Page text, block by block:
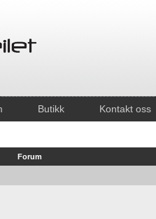
Butikk Kontakt oss
Forum